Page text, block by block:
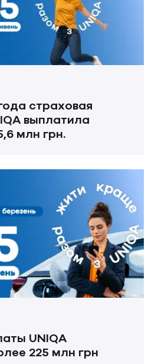
страховая
выплатила
млн грн.
UNIQA
225 млн грн